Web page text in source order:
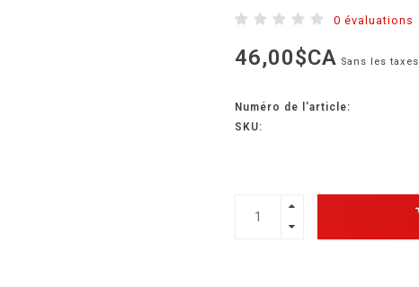
0 évaluations
46,00$CA Sans les taxes
Numéro de l'article:
SKU: